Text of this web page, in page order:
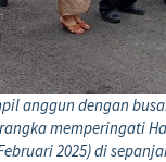
anggun dengan
memperingati
2025) di